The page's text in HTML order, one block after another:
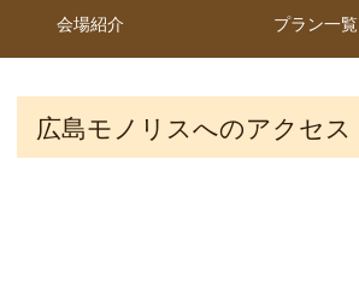
会場紹介 プラン一覧
広島モノリスへのアクセス